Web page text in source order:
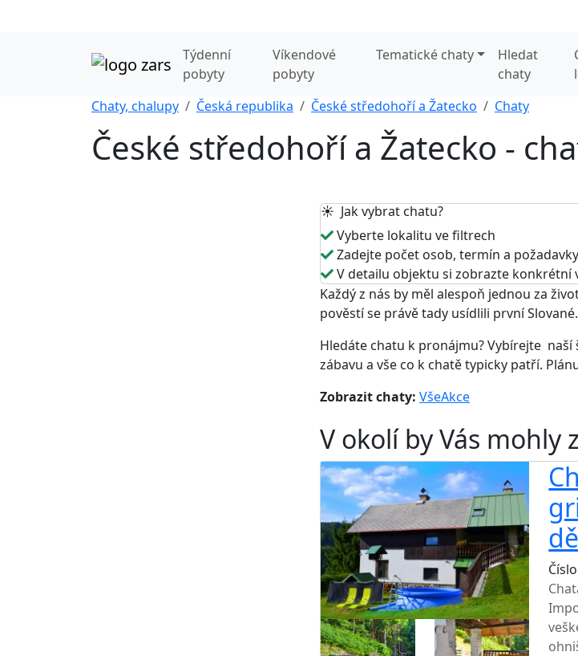
Týdenní
pobyty
Víkendové
pobyty
Tematické chaty
Hledat
chaty
Chaty, chalupy Česká republika České středohoří a Žatecko Chaty
České středohoří a Žatecko -
☀️ Jak vybrat chatu?
Vyberte lokalitu ve filtrech
Zadejte počet osob, termín a
V detailu objektu si zobrazte konkrétní
Každý z nás by měl alespoň jednou za
pověstí se právě tady usídlili první
Hledáte chatu k pronájmu? Vybírejte
zábavu a vše co k chatě typicky patří.
Zobrazit chaty: VšeAkce
V okolí by Vás